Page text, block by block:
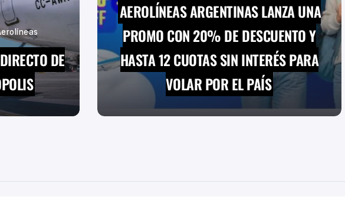
DE
AEROLÍNEAS ARGENTINAS LANZA UNA
PROMO CON 20% DE DESCUENTO Y
HASTA 12 CUOTAS SIN INTERÉS PARA
VOLAR POR EL PAÍS